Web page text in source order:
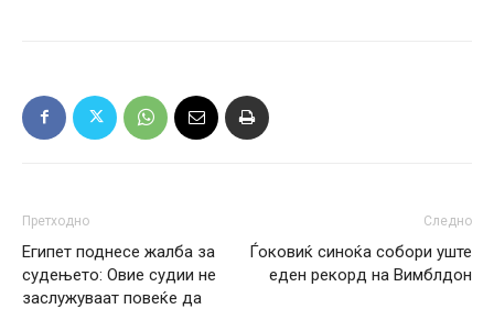
Претходно
Египет поднесе жалба за
судењето: Овие судии не
заслужуваат повеќе да
Следно
Ѓоковиќ синоќа собори уште
еден рекорд на Вимблдон